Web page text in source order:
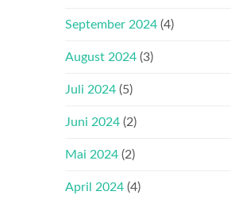
September 2024 (4)
August 2024 (3)
Juli 2024 (5)
Juni 2024 (2)
Mai 2024 (2)
April 2024 (4)